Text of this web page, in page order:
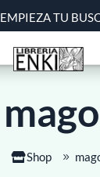
EMPIEZA TU
Shop